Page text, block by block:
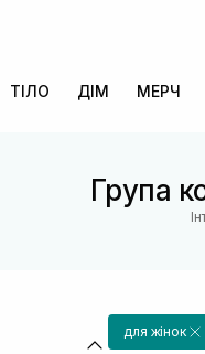
ТІЛО ДІМ МЕРЧ
Група
для жінок